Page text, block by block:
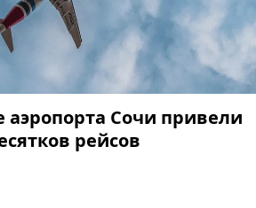
аэропорта Сочи привели
рейсов